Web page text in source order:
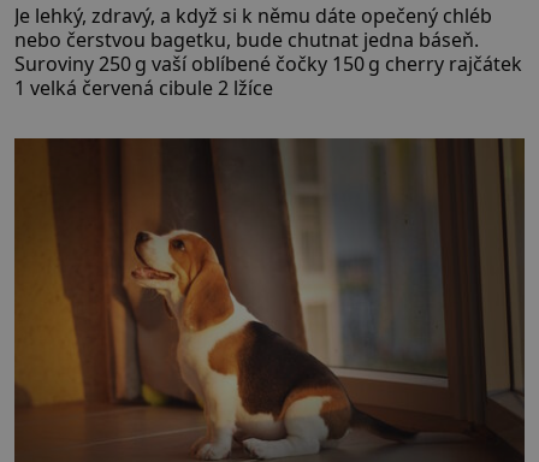
Je lehký, zdravý, a když si k němu dáte opečený chléb
nebo čerstvou bagetku, bude chutnat jedna báseň.
Suroviny 250 g vaší oblíbené čočky 150 g cherry rajčátek
1 velká červená cibule 2 lžíce